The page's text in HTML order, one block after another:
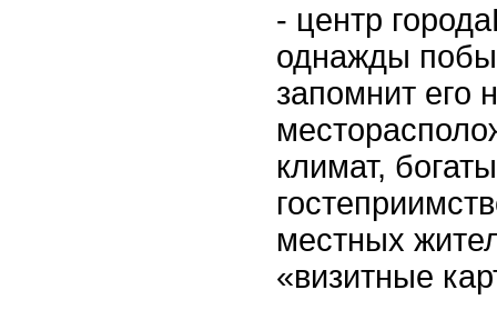
- центр
однажды
запомнит его
климат,
местных
«визитные